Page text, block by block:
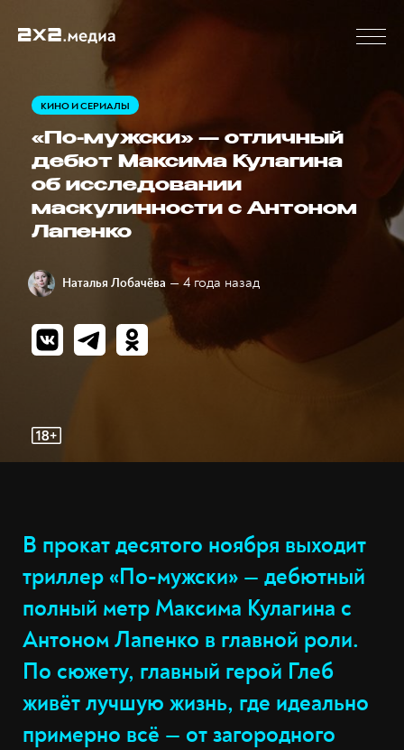
КИНО И СЕРИАЛЫ
«По-мужски» — отличный
дебют Максима Кулагина
об исследовании
маскулинности с Антоном
Лапенко
Наталья Лобачёва — 4 года назад
В прокат десятого ноября выходит
триллер «По-мужски» — дебютный
полный метр Максима Кулагина с
Антоном Лапенко в главной роли.
По сюжету, главный герой Глеб
живёт лучшую жизнь, где идеально
примерно всё — от загородного